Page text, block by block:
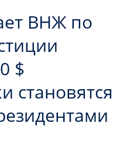
ВНЖ по
$
становятся